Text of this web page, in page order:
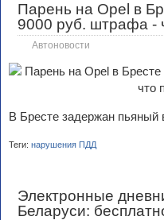
Парень на Opel в
9000 руб. штрафа -
Автоновости
В Бресте задержан пьяный
Теги: нарушения ПДД
Электронные
Беларуси: